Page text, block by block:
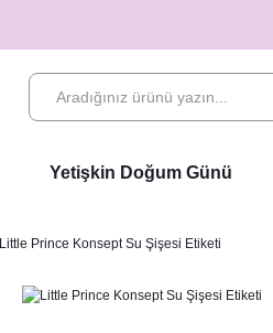
Yetişkin Doğum Günü
Little Prince Konsept Su Şişesi Etiketi